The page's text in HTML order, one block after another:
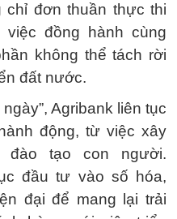
chỉ đơn thuần thực thi
đồng hành cùng
không thể tách rời
đất nước.
Agribank liên tục
động, từ việc xây
đào tạo con người.
đầu tư vào số hóa,
đại để mang lại trải